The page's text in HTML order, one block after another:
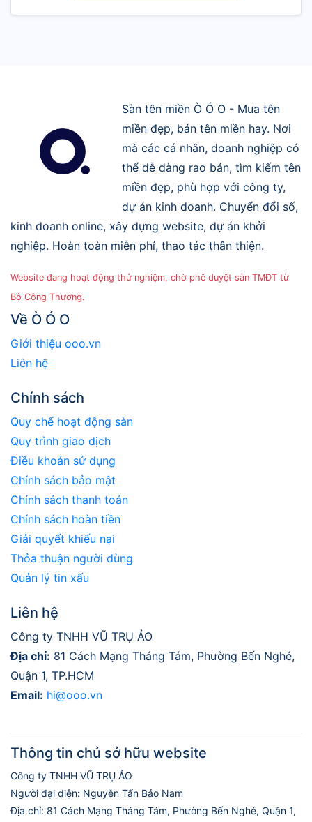
Sàn tên miền Ò Ó O - Mua tên
miền đẹp, bán tên miền hay. Nơi
mà các cá nhân, doanh nghiệp có
thể dễ dàng rao bán, tìm kiếm tên
miền đẹp, phù hợp với công ty,
dự án kinh doanh. Chuyển đổi số,
kinh doanh online, xây dựng website, dự án khởi
nghiệp. Hoàn toàn miễn phí, thao tác thân thiện.
Website đang hoạt động thử nghiệm, chờ phê duyệt sàn TMĐT từ
Bộ Công Thương.
Về Ò Ó O
Giới thiệu ooo.vn
Liên hệ
Chính sách
Quy chế hoạt động sàn
Quy trình giao dịch
Điều khoản sử dụng
Chính sách bảo mật
Chính sách thanh toán
Chính sách hoàn tiền
Giải quyết khiếu nại
Thỏa thuận người dùng
Quản lý tin xấu
Liên hệ
Công ty TNHH VŨ TRỤ ẢO
Địa chỉ: 81 Cách Mạng Tháng Tám, Phường Bến Nghé,
Quận 1, TP.HCM
Email: hi@ooo.vn
Thông tin chủ sở hữu website
Công ty TNHH VŨ TRỤ ẢO
Người đại diện: Nguyễn Tấn Bảo Nam
Địa chỉ: 81 Cách Mạng Tháng Tám, Phường Bến Nghé, Quận 1,